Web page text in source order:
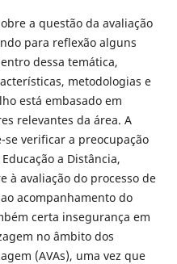
a questão da avaliação
para reflexão alguns
dessa temática,
metodologias e
está embasado em
relevantes da área. A
verificar a preocupação
a Distância,
à avaliação do processo de
acompanhamento do
certa insegurança em
no âmbito dos
(AVAs), uma vez que